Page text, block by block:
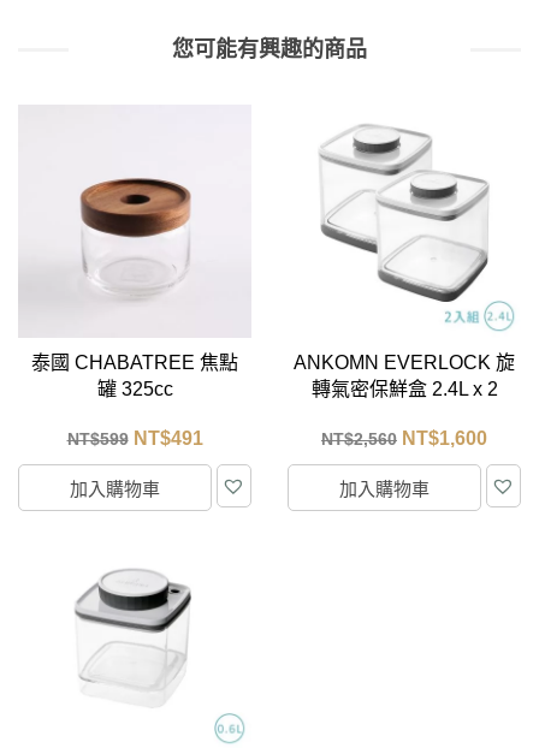
您可能有興趣的商品
泰國 CHABATREE 焦點
罐 325cc
NT$599 NT$491
加入購物車
ANKOMN EVERLOCK 旋
轉氣密保鮮盒 2.4L x 2
NT$2,560 NT$1,600
加入購物車